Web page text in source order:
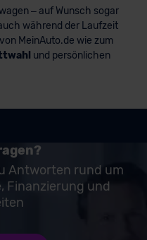
– auf Wunsch sogar
während der Laufzeit
MeinAuto.de wie zum
und persönlichen
Antworten rund um
Finanzierung und